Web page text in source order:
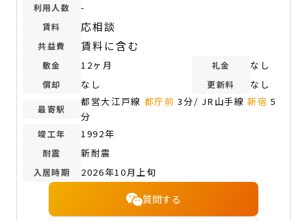
利用人数 -
賃料 応相談
共益費 賃料に含む
敷金 12ヶ月 礼金 なし
償却 なし 更新料 なし
最寄駅
都営大江戸線 都庁前 3分/ JR山手線新宿 5
分
竣工年 1992年
耐震 新耐震
入居時期 2026年10月上旬
質問する